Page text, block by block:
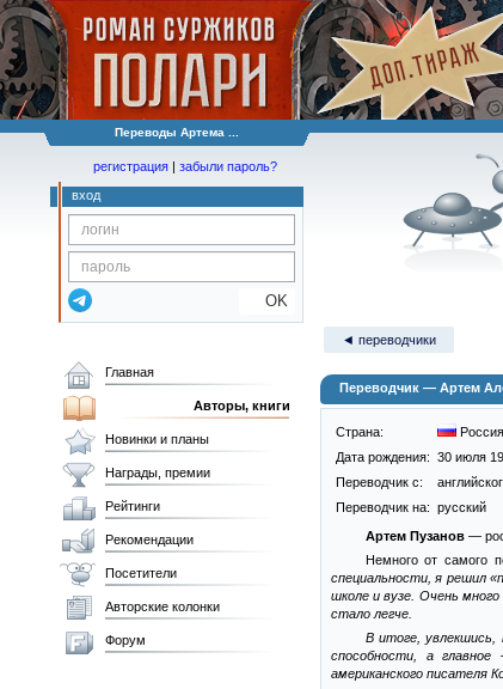
Переводы Артема ...
регистрация | забыли пароль?
вход
OK
◄ переводчики
Переводчик — Артем
Страна:
Россия
Дата рождения: 30 июля
Переводчик c:
Переводчик на: русский
Артем Пузанов—
Немного от самого
специальности, я решил
школе и вузе. Очень
стало легче.
В итоге,
способности, а главное
американского писателя
Главная
Авторы, книги
Новинки и планы
Награды, премии
Рейтинги
Рекомендации
Посетители
Авторские колонки
Форум